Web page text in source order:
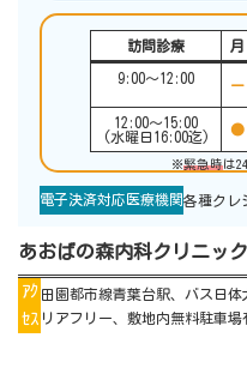
訪問診療 月
9:00〜12:00 ー
12:00〜15:00
(水曜日16:00迄)
●
※緊急時は
電子決済対応医療機関各種クレ
あおばの森内科クリニック
ｱｸ
ｾｽ
田園都市線青葉台駅、バス日
リアフリー、敷地内無料駐車場